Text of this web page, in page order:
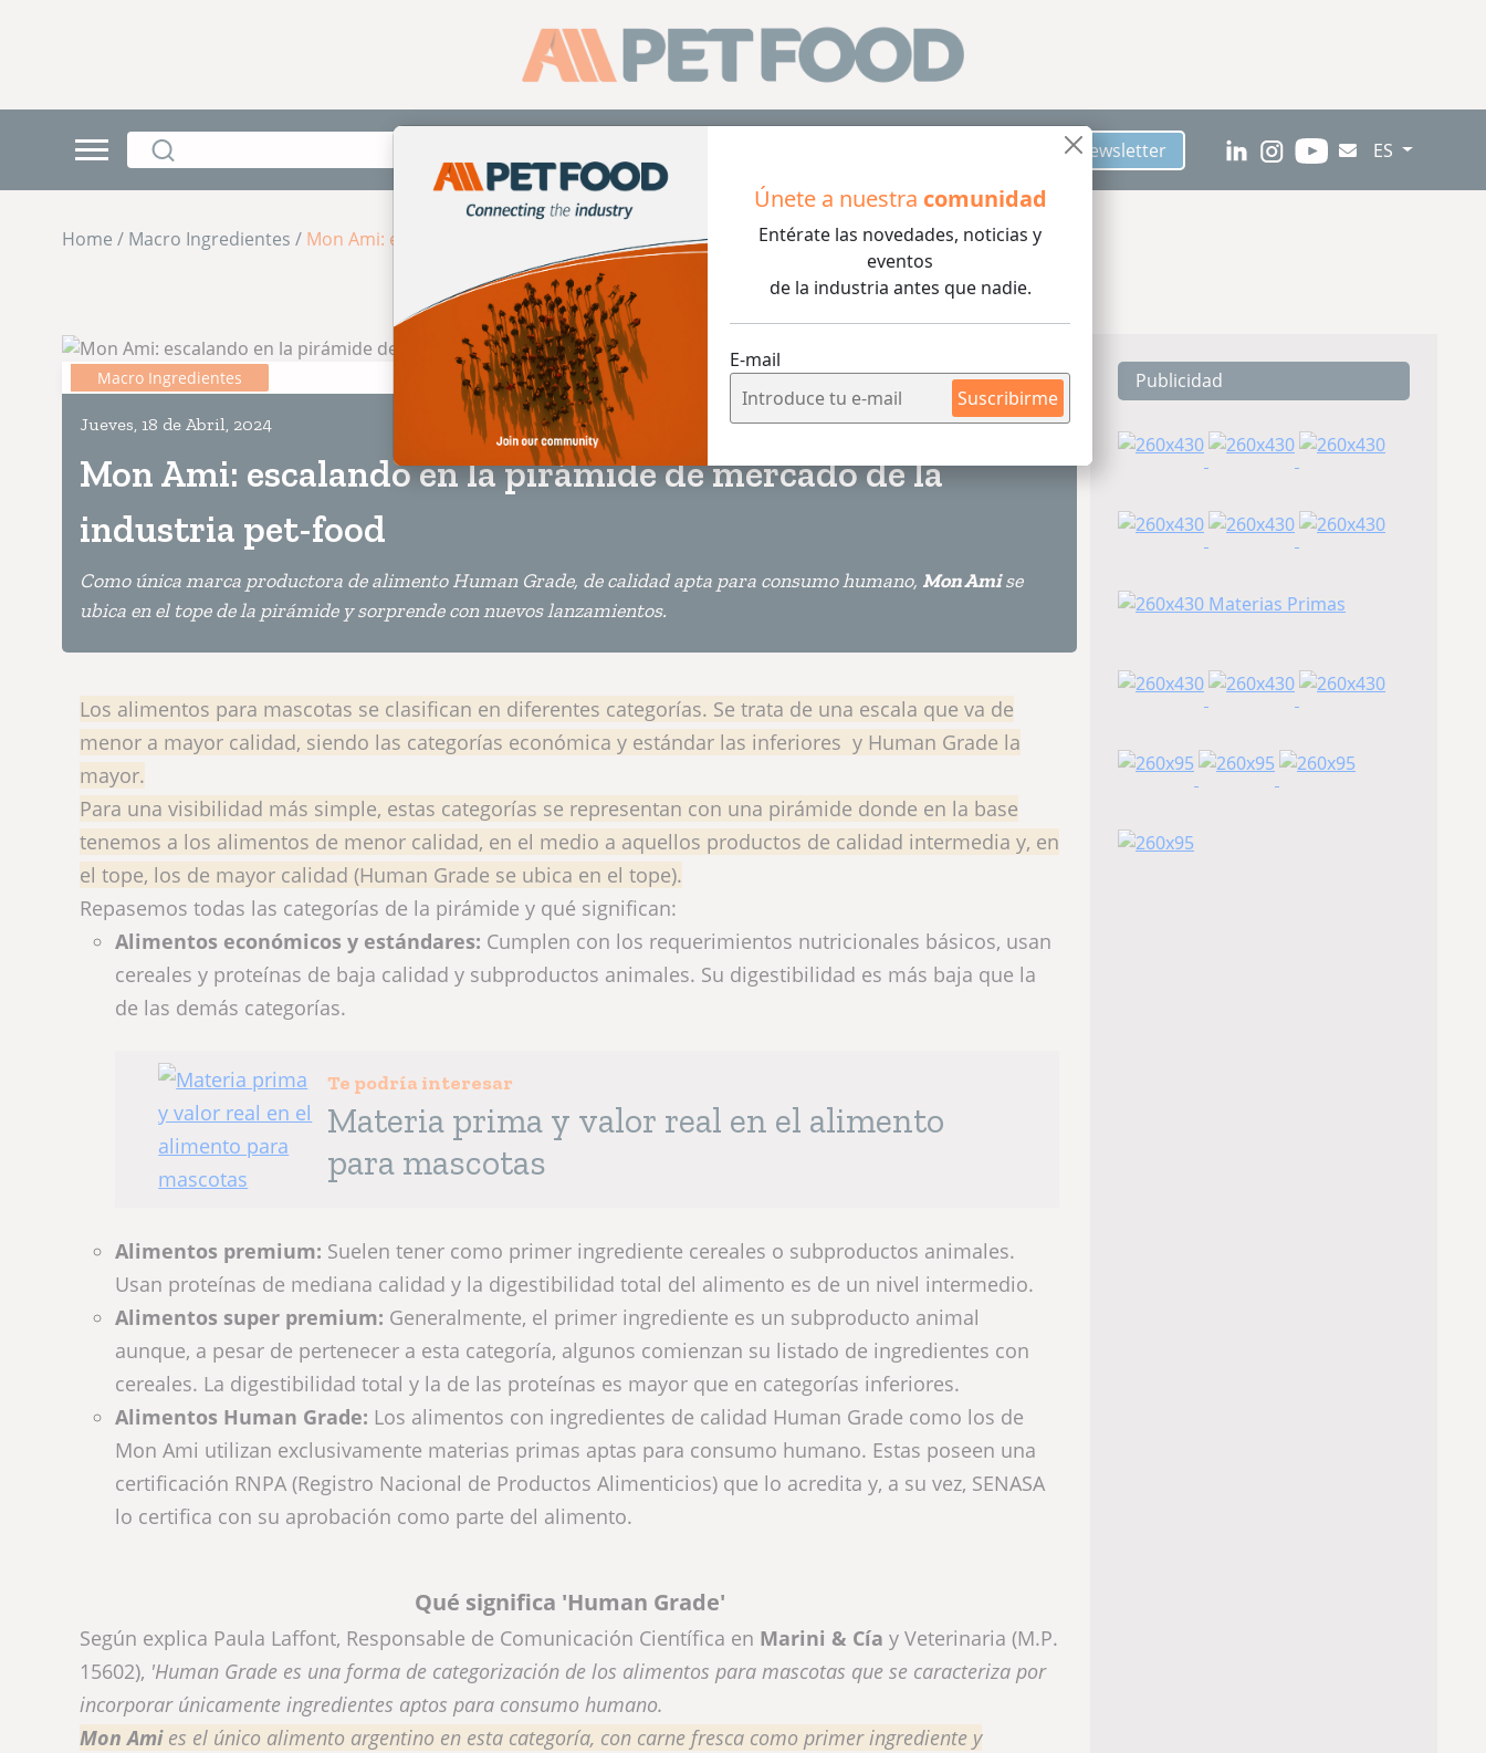
Únete a nuestra comunidad
Entérate las novedades, noticias y
eventos
de la industria antes que nadie.
E-mail
Suscribirme
Suscríbete al Newsletter ES
Home / Macro Ingredientes / Mon Ami: escalando en la pirámide de mercado de la industria pet-food
Macro Ingredientes 3 min de lectura
Jueves, 18 de Abril, 2024
Mon Ami: escalando en la pirámide de mercado de la
industria pet-food
Como única marca productora de alimento Human Grade, de calidad apta para consumo humano, Mon Amise
ubica en el tope de la pirámide y sorprende con nuevos lanzamientos.
Los alimentos para mascotas se clasifican en diferentes categorías. Se trata de una escala que va de
menor a mayor calidad, siendo las categorías económica y estándar las inferiores y Human Grade la
mayor.
Para una visibilidad más simple, estas categorías se representan con una pirámide donde en la base
tenemos a los alimentos de menor calidad, en el medio a aquellos productos de calidad intermedia y, en
el tope, los de mayor calidad (Human Grade se ubica en el tope).
Repasemos todas las categorías de la pirámide y qué significan:
Alimentos económicos y estándares: Cumplen con los requerimientos nutricionales básicos, usan
cereales y proteínas de baja calidad y subproductos animales. Su digestibilidad es más baja que la
de las demás categorías.
Te podría interesar
Materia prima y valor real en el alimento
para mascotas
Alimentos premium: Suelen tener como primer ingrediente cereales o subproductos animales.
Usan proteínas de mediana calidad y la digestibilidad total del alimento es de un nivel intermedio.
Alimentos super premium: Generalmente, el primer ingrediente es un subproducto animal
aunque, a pesar de pertenecer a esta categoría, algunos comienzan su listado de ingredientes con
cereales. La digestibilidad total y la de las proteínas es mayor que en categorías inferiores.
Alimentos Human Grade: Los alimentos con ingredientes de calidad Human Grade como los de
Mon Ami utilizan exclusivamente materias primas aptas para consumo humano. Estas poseen una
certificación RNPA (Registro Nacional de Productos Alimenticios) que lo acredita y, a su vez, SENASA
lo certifica con su aprobación como parte del alimento.
Qué significa 'Human Grade'
Según explica Paula Laffont, Responsable de Comunicación Científica en Marini & Cía y Veterinaria (M.P.
15602), 'Human Grade es una forma de categorización de los alimentos para mascotas que se caracteriza por
incorporar únicamente ingredientes aptos para consumo humano.
Mon Amies el único alimento argentino en esta categoría, con carne fresca como primer ingrediente y
Publicidad